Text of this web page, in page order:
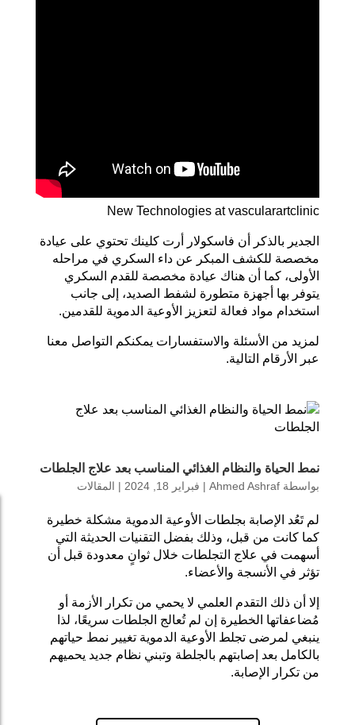
New Technologies at vascularartclinic
الجدير بالذكر أن فاسكولار أرت كلينك تحتوي على عيادة
مخصصة للكشف المبكر عن داء السكري في مراحله
الأولى، كما أن هناك عيادة مخصصة للقدم السكري
يتوفر بها أجهزة متطورة لشفط الصديد، إلى جانب
استخدام مواد فعالة لتعزيز الأوعية الدموية للقدمين.
لمزيد من الأسئلة والاستفسارات يمكنكم التواصل معنا
عبر الأرقام التالية.
نمط الحياة والنظام الغذائي المناسب بعد علاج الجلطات
بواسطة Ahmed Ashraf
| فبراير 18, 2024 | المقالات
لم تَعُد الإصابة بجلطات الأوعية الدموية مشكلة خطيرة
كما كانت من قبل، وذلك بفضل التقنيات الحديثة التي
أسهمت في علاج التجلطات خلال ثوانٍ معدودة قبل أن
تؤثر في الأنسجة والأعضاء.
إلا أن ذلك التقدم العلمي لا يحمي من تكرار الأزمة أو
مُضاعفاتها الخطيرة إن لم تُعالج الجلطات سريعًا، لذا
ينبغي لمرضى تجلط الأوعية الدموية تغيير نمط حياتهم
بالكامل بعد إصابتهم بالجلطة وتبني نظام جديد يحميهم
من تكرار الإصابة.